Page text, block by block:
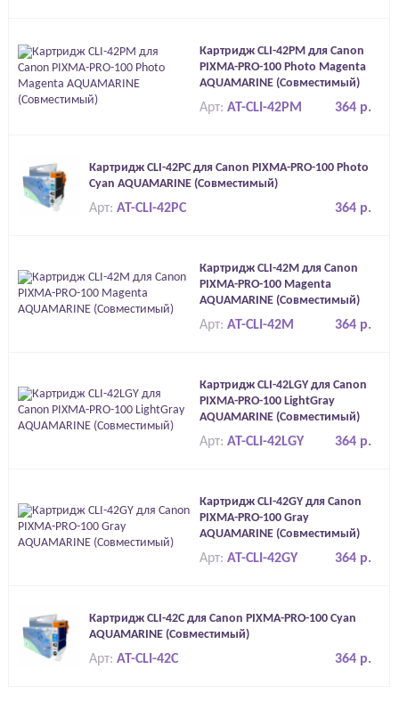
Картридж CLI-42PM для Canon
PIXMA-PRO-100 Photo Magenta
AQUAMARINE (Совместимый)
364 р.
Арт: AT-CLI-42PM
Картридж CLI-42PC для Canon PIXMA-PRO-100 Photo
Cyan AQUAMARINE (Совместимый)
364 р.
Арт: AT-CLI-42PC
Картридж CLI-42M для Canon
PIXMA-PRO-100 Magenta
AQUAMARINE (Совместимый)
364 р.
Арт:AT-CLI-42M
Картридж CLI-42LGY для Canon
PIXMA-PRO-100 LightGray
AQUAMARINE (Совместимый)
364 р.
Арт:AT-CLI-42LGY
Картридж CLI-42GY для Canon
PIXMA-PRO-100 Gray
AQUAMARINE (Совместимый)
364 р.
Арт:AT-CLI-42GY
Картридж CLI-42C для Canon PIXMA-PRO-100 Cyan
AQUAMARINE (Совместимый)
364 р.
Арт: AT-CLI-42C